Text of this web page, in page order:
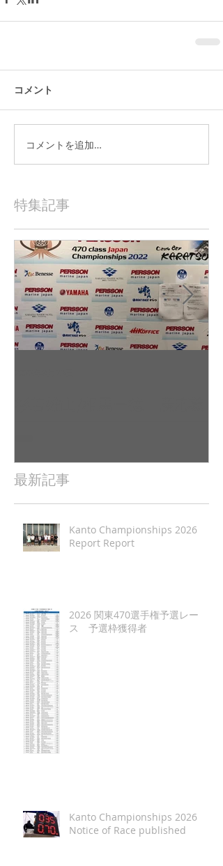
コメント
コメントを追加…
特集記事
最新記事
Kanto Championships 2026
Report Report
2026 関東470選手権予選レー
ス 予選枠獲得者
Kanto Championships 2026
Notice of Race published